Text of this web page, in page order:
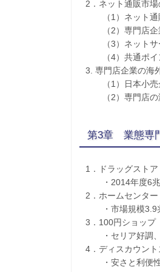
2．ネット通販市
（1）ネット通
（2）専門店企
（3）ネットサ
（4）共通ポイ
3. 専門店企業の海
（1）日本小売
（2）専門店の
第3章 業態専
1．ドラッグストア
・2014年度6兆
2．ホームセンター
・市場規模3.9兆
3．100円ショップ
・セリア好調、7
4．ディスカウント
・安さと利便性